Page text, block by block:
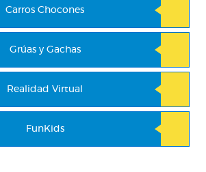
Carros Chocones
Grúas y Gachas
Realidad Virtual
FunKids